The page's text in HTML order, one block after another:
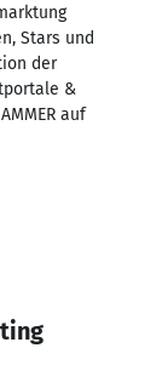
Stars und
der
&
auf